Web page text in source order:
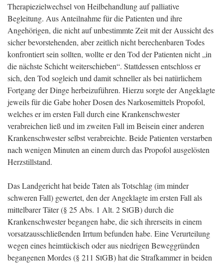
Therapiezielwechsel von Heilbehandlung auf palliative
Begleitung. Aus Anteilnahme für die Patienten und ihre
Angehörigen, die nicht auf unbestimmte Zeit mit der Aussicht des
sicher bevorstehenden, aber zeitlich nicht berechenbaren Todes
konfrontiert sein sollten, wollte er den Tod der Patienten nicht „in
die nächste Schicht weiterschieben“. Stattdessen entschloss er
sich, den Tod sogleich und damit schneller als bei natürlichem
Fortgang der Dinge herbeizuführen. Hierzu sorgte der Angeklagte
jeweils für die Gabe hoher Dosen des Narkosemittels Propofol,
welches er im ersten Fall durch eine Krankenschwester
verabreichen ließ und im zweiten Fall im Beisein einer anderen
Krankenschwester selbst verabreichte. Beide Patienten verstarben
nach wenigen Minuten an einem durch das Propofol ausgelösten
Herzstillstand.
Das Landgericht hat beide Taten als Totschlag (im minder
schweren Fall) gewertet, den der Angeklagte im ersten Fall als
mittelbarer Täter (§ 25 Abs. 1 Alt. 2 StGB) durch die
Krankenschwester begangen habe, die sich ihrerseits in einem
vorsatzausschließenden Irrtum befunden habe. Eine Verurteilung
wegen eines heimtückisch oder aus niedrigen Beweggründen
begangenen Mordes (§ 211 StGB) hat die Strafkammer in beiden